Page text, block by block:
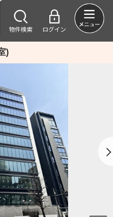
物件検索 ログイン
)